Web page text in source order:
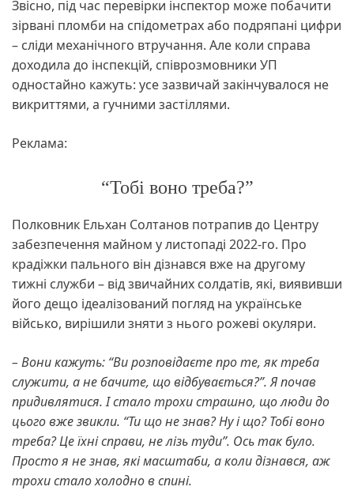
Звісно, під час перевірки інспектор може побачити
зірвані пломби на спідометрах або подряпані цифри
– сліди механічного втручання. Але коли справа
доходила до інспекцій, співрозмовники УП
одностайно кажуть: усе зазвичай закінчувалося не
викриттями, а гучними застіллями.
Реклама:
“Тобі воно треба?”
Полковник Ельхан Солтанов потрапив до Центру
забезпечення майном у листопаді 2022-го. Про
крадіжки пального він дізнався вже на другому
тижні служби – від звичайних солдатів, які, виявивши
його дещо ідеалізований погляд на українське
військо, вирішили зняти з нього рожеві окуляри.
– Вони кажуть: “Ви розповідаєте про те, як треба
служити, а не бачите, що відбувається?”. Я почав
придивлятися. І стало трохи страшно, що люди до
цього вже звикли. “Ти що не знав? Ну і що? Тобі воно
треба? Це їхні справи, не лізь туди”. Ось так було.
Просто я не знав, які масштаби, а коли дізнався, аж
трохи стало холодно в спині.